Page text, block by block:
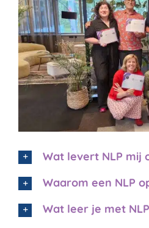
Wat levert NLP mij
Waarom een NLP
Wat leer je met